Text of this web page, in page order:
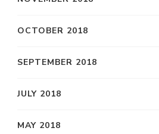
OCTOBER 2018
SEPTEMBER 2018
JULY 2018
MAY 2018